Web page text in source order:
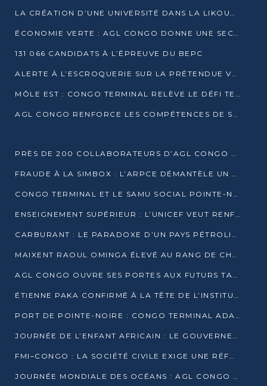
LA CRÉATION D’UNE UNIVERSITÉ DANS LA LIKOUALA AU CŒUR D’UNE RÉFLEXION NATIONALE
ÉCONOMIE VERTE : AGL CONGO DONNE UNE SECONDE VIE À SES DÉCHETS INDUSTRIELS
131 066 CANDIDATS À L’ÉPREUVE DU BEPC
ALERTE À L’ESCROQUERIE SUR LA PRÉTENDUE VENTE DE PARCELLES AFAT
MÔLE EST : CONGO TERMINAL RELÈVE LE DÉFI TECHNIQUE DES SABLES BITUMINEUX
AGL CONGO RENFORCE LES COMPÉTENCES DE SES ÉQUIPES AVEC LA CERTIFICATION CACES® R483
PRÈS DE 200 COLLABORATEURS D’AGL CONGO EN FORMATION JUSQU’EN JUILLET
FRAUDE À LA SIMBOX : L’ARPCE DÉMANTÈLE UN RÉSEAU UTILISANT DES CARTES SIM OUGANDAISES
CONGO TERMINAL ET LE SAMU SOCIAL POINTE-NOIRE RENOUVELLENT LEUR PARTENARIAT EN FAVEUR DES JEUNES VULNÉRABLES
ENSEIGNEMENT SUPÉRIEUR : L’UNICEF VEUT RENFORCER LA RECHERCHE SUR LES QUESTIONS DE L’ENFANCE
CARBURANT : LE PARADOXE D’UN PAYS PÉTROLIER CONFRONTÉ À DES PÉNURIES RÉCURRENTES
MAIXENT RAOUL OMINGA ÉLEVÉ AU RANG DE CHEVALIER DE L’ORDRE DE L’AMITIÉ ENTRE LA RUSSIE ET LE CONGO
AGL CONGO OUVRE SES PORTES AUX FUTURS TALENTS DE LA LOGISTIQUE
ÉTIENNE PAKA CONFIRMÉ À LA TÊTE DE L’INSTITUT GÉOGRAPHIQUE NATIONAL
PORT DE POINTE-NOIRE : CONGO TERMINAL ADAPTE SON DRAGAGE AUX SABLES BITUMINEUX
JOURNÉE DE L’ENFANT AFRICAIN : LE GOUVERNEMENT RÉAFFIRME SON ENGAGEMENT POUR L’ACCÈS À L’EAU ET À L’ASSAINISSEMENT
FMI–CONGO : LA SOCIÉTÉ CIVILE EXIGE UNE RÉFORME DE LA FISCALITÉ PÉTROLIÈRE
JOURNÉE MONDIALE DES OCÉANS : AGL CONGO MOBILISE SES COLLABORATEURS POUR LA PRÉSERVATION DE LA BIODIVERSITÉ MARINE